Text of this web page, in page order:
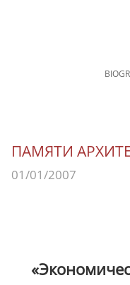
ПАМЯТИ
01/01/2007